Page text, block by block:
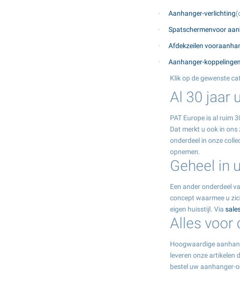
· Aanhanger-verlichting
· Spatschermenvoor
· Afdekzeilen
· Aanhanger-
Klik op de gewenste
Al 30 jaar
PAT Europe is al ruim
Dat merkt u ook in
onderdeel in onze
opnemen.
Geheel in
Een ander onderdeel
concept waarmee u
eigen huisstijl. Via
Alles voor
Hoogwaardige
leveren onze artikelen
bestel uw aanhanger-